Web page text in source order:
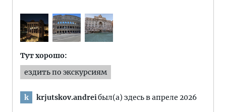
Тут хорошо:
ездить по экскурсиям
k krjutskov.andreiбыл(а) здесь в апреле 2026